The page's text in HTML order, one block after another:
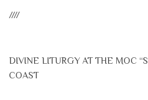
////
DIVINE LITURGY AT THE MOC
COAST